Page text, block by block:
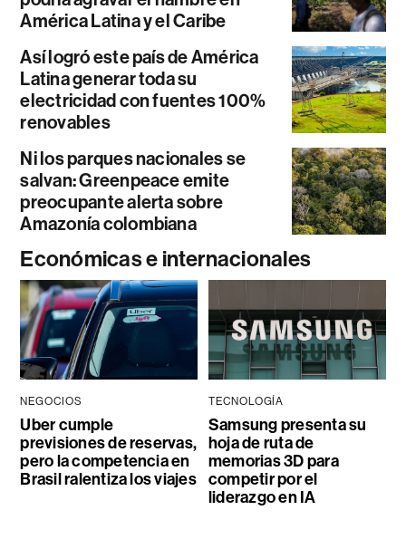
América Latina y el Caribe
Así logró este país de América
Latina generar toda su
electricidad con fuentes 100%
renovables
Ni los parques nacionales se
salvan: Greenpeace emite
preocupante alerta sobre
Amazonía colombiana
Económicas e internacionales
NEGOCIOS
Uber cumple
previsiones de reservas,
pero la competencia en
Brasil ralentiza los viajes
TECNOLOGÍA
Samsung presenta su
hoja de ruta de
memorias 3D para
competir por el
liderazgo en IA